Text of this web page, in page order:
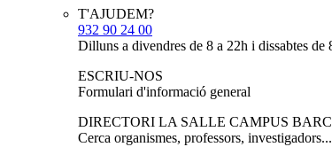
T'AJUDEM?
932 90 24 00
Dilluns a divendres de 8 a 22h i dissabtes de
ESCRIU-NOS
Formulari d'informació general
DIRECTORI LA SALLE CAMPUS
Cerca organismes, professors, investigadors...